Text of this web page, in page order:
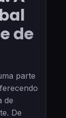
de
parte
de
De